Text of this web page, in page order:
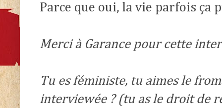
Parce que oui, la vie parfois ça
Merci à Garance pour cette
Tu es féministe, tu aimes le
interviewée ? (tu as le droit de